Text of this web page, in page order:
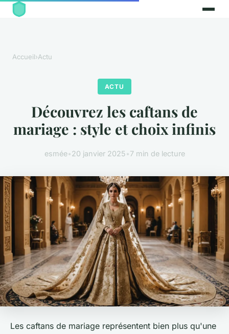
Accueil›Actu
ACTU
Découvrez les caftans de
mariage : style et choix infinis
esmée•20 janvier 2025•7 min de lecture
Les caftans de mariage représentent bien plus qu'une